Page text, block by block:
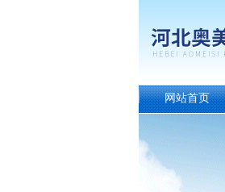
网站首页